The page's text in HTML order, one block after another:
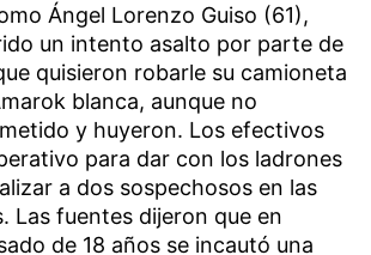
Ángel Lorenzo Guiso (61),
un intento asalto por parte de
quisieron robarle su camioneta
blanca, aunque no
y huyeron. Los efectivos
para dar con los ladrones
a dos sospechosos en las
Las fuentes dijeron que en
de 18 años se incautó una